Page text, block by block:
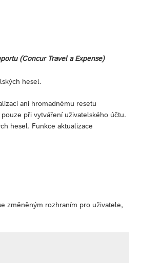
(Concur Travel a Expense)
hesel.
ani hromadnému resetu
při vytváření uživatelského účtu.
hesel. Funkce aktualizace
změněným rozhraním pro uživatele,